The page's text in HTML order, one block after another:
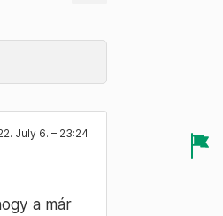
July 6. – 23:24
a már